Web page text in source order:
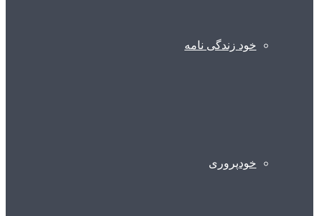
خود زندگی نامه
خودپروری